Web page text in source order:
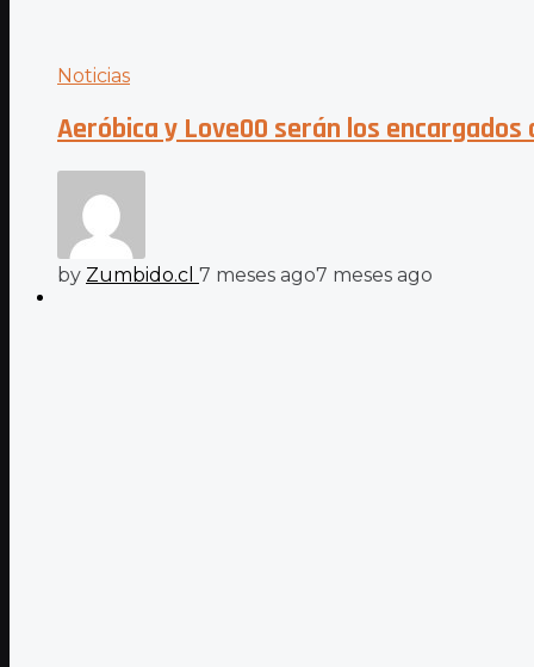
Noticias
Aeróbica y Love00 serán los
by Zumbido.cl 7 meses ago7 meses ago